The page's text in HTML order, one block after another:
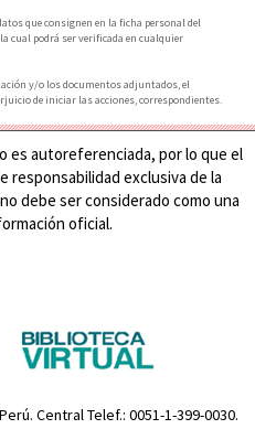
que consignen en la ficha personal del
cual podrá ser verificada en cualquier
y/o los documentos adjuntados, el
de iniciar las acciones, correspondientes.
es autoreferenciada, por lo que el
responsabilidad exclusiva de la
debe ser considerado como una
oficial.
Central Telef.: 0051-1-399-0030.